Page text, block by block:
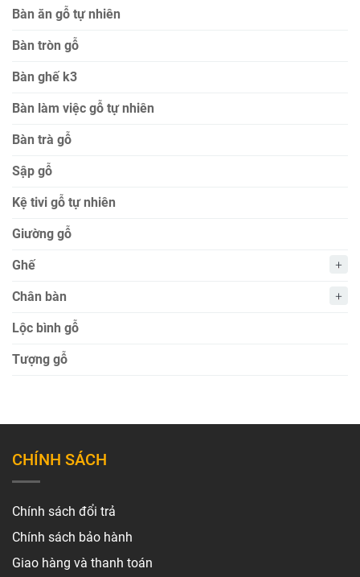
Bàn ăn gỗ tự nhiên
Bàn tròn gỗ
Bàn ghế k3
Bàn làm việc gỗ tự nhiên
Bàn trà gỗ
Sập gỗ
Kệ tivi gỗ tự nhiên
Giường gỗ
Ghế
Chân bàn
Lộc bình gỗ
Tượng gỗ
CHÍNH SÁCH
Chính sách đổi trả
Chính sách bảo hành
Giao hàng và thanh toán